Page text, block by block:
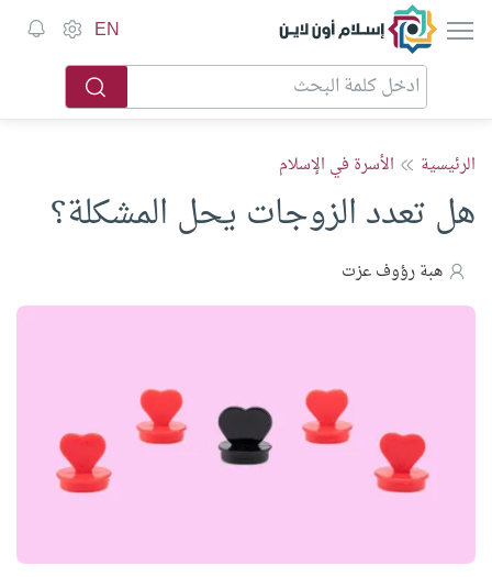
إسلام أون لاين EN
الرئيسية الأسرة في الإسلام
هل تعدد الزوجات يحل المشكلة؟
هبة رؤوف عزت